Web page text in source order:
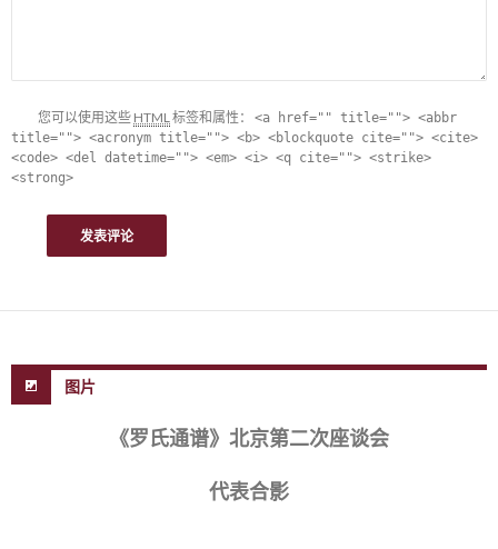
您可以使用这些 HTML标签和属性： <a href="" title=""> <abbr
title=""> <acronym title=""> <b> <blockquote cite=""> <cite>
<code> <del datetime=""> <em> <i> <q cite=""> <strike>
<strong>
图片
《罗氏通谱》北京第二次座谈会
代表合影